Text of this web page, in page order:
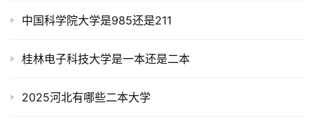
中国科学院大学是985还是211
桂林电子科技大学是一本还是二本
2025河北有哪些二本大学